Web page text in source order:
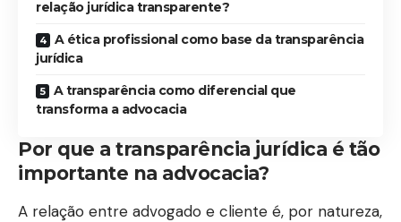
relação jurídica transparente?
A ética profissional como base da transparência
jurídica
A transparência como diferencial que
transforma a advocacia
Por que a transparência jurídica é tão
importante na advocacia?
A relação entre advogado e cliente é, por natureza,